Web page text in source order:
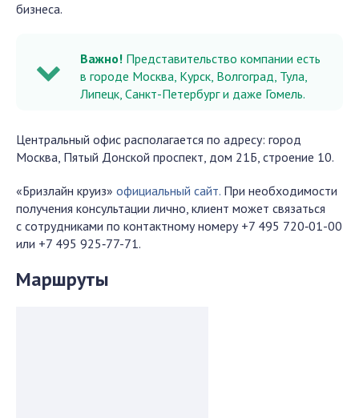
бизнеса.
Важно! Представительство компании есть
в городе Москва, Курск, Волгоград, Тула,
Липецк, Санкт-Петербург и даже Гомель.
Центральный офис располагается по адресу: город
Москва, Пятый Донской проспект, дом 21Б, строение 10.
«Бризлайн круиз» официальный сайт. При необходимости
получения консультации лично, клиент может связаться
с сотрудниками по контактному номеру +7 495 720‑01-00
или +7 495 925‑77-71.
Маршруты